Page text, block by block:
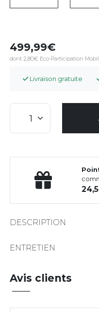
499,99
dont 2,80€ Eco-Participation
Livraison gratuite
DESCRIPTION
ENTRETIEN
Avis clients